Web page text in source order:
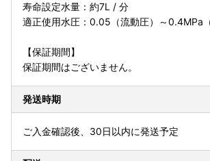
寿命設定水量：約7L / 分
適正使用水圧：0.05（流動圧）～0.4MPa（
【保証期間】
保証期間はございません。
発送時期
ご入金確認後、30日以内に発送予定